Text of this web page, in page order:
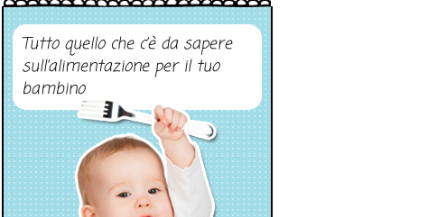
Tutto quello che c’è da sapere
sull’alimentazione per il tuo
bambino